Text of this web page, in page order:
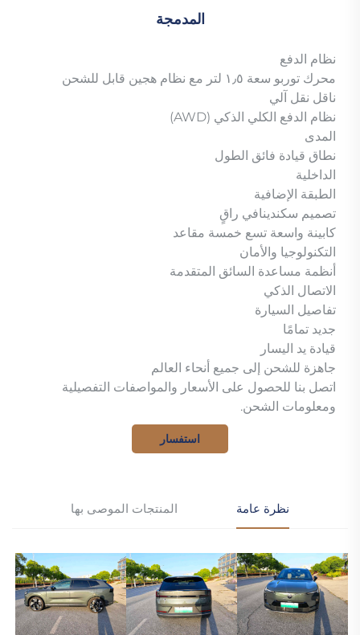
المدمجة
نظام الدفع
محرك توربو سعة ١٫٥ لتر مع نظام هجين قابل للشحن
ناقل نقل آلي
نظام الدفع الكلي الذكي (AWD)
المدى
نطاق قيادة فائق الطول
الداخلية
الطبقة الإضافية
تصميم سكندينافي راقٍ
كابينة واسعة تسع خمسة مقاعد
التكنولوجيا والأمان
أنظمة مساعدة السائق المتقدمة
الاتصال الذكي
تفاصيل السيارة
جديد تمامًا
قيادة يد اليسار
جاهزة للشحن إلى جميع أنحاء العالم
اتصل بنا للحصول على الأسعار والمواصفات التفصيلية
ومعلومات الشحن.
استفسار
نظرة عامة المنتجات الموصى بها